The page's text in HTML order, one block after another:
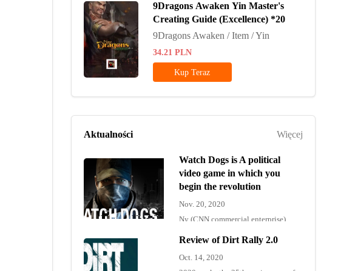
9Dragons Awaken Yin Master's
Creating Guide (Excellence) *20
9Dragons Awaken / Item / Yin
34.21 PLN
Kup Teraz
Więcej
Aktualności
Watch Dogs is A political
video game in which you
begin the revolution
Nov. 20, 2020
Ny (CNN commercial enterprise)
Review of Dirt Rally 2.0
Oct. 14, 2020